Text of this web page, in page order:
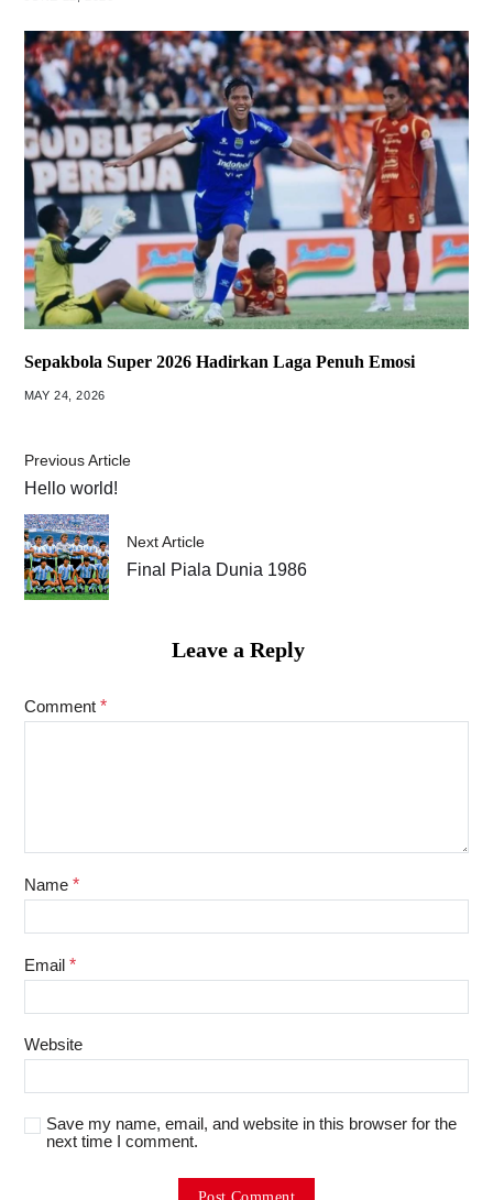
Sepakbola Super 2026 Hadirkan Laga Penuh Emosi
MAY 24, 2026
Previous Article
Hello world!
Next Article
Final Piala Dunia 1986
Leave a Reply
Comment *
Name *
Email *
Website
Save my name, email, and website in this browser for the
next time I comment.